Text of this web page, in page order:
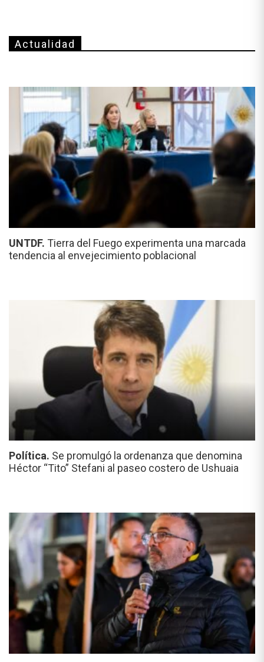
Actualidad
UNTDF. Tierra del Fuego experimenta una marcada
tendencia al envejecimiento poblacional
Política. Se promulgó la ordenanza que denomina
Héctor “Tito” Stefani al paseo costero de Ushuaia